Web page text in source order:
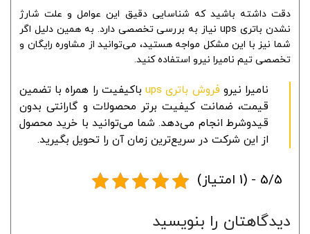
دقت داشته باشید که شناسایی دقیق این عوامل و علت شارژ
نشدن باتری ups نیاز به بررسی تخصصی دارد. به همین دلیل اگر
شما نیز با این مشکل مواجه هستید، می‌توانید از مشاوره رایگان و
تخصصی تیم نامیرا نیرو استفاده کنید.
نامیرا نیرو فروش باتری ups
باکیفیت را همراه با تضمین
قیمت، ضمانت کیفیت برتر محصولات و گارانتی بدون
قیدوشرط انجام می‌دهد. شما می‌توانید با خرید محصول
از این شرکت در سریع‌ترین زمان آن را تحویل بگیرید.
5/5 - (1 امتیاز)
دیدگاهتان را بنویسید